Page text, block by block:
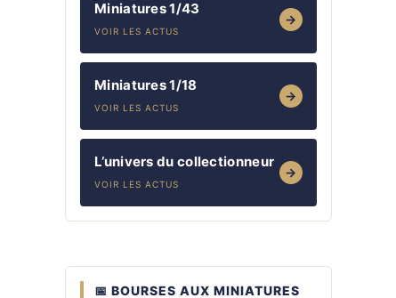
Miniatures 1/43
VOIR LES ACTUS
→
Miniatures 1/18
VOIR LES ACTUS
→
L’univers du collectionneur
VOIR LES ACTUS
→
📅 BOURSES AUX MINIATURES